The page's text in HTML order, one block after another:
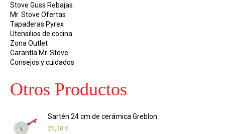
Stove Guss Rebajas
Mr. Stove Ofertas
Tapaderas Pyrex
Utensilios de cocina
Zona Outlet
Garantía Mr. Stove
Consejos y cuidados
Otros Productos
Sartén 24 cm de cerámica Greblon
25,00 €